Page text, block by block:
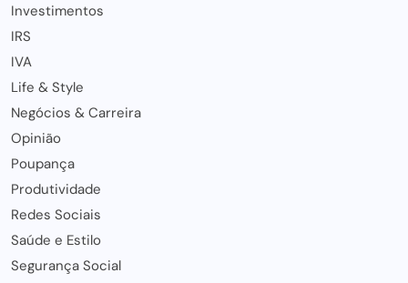
Investimentos
IRS
IVA
Life & Style
Negócios & Carreira
Opinião
Poupança
Produtividade
Redes Sociais
Saúde e Estilo
Segurança Social